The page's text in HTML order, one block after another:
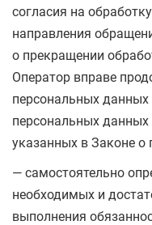
согласия на
направления
о прекращении
Оператор вправе
персональных данных
персональных
указанных в Законе о
— самостоятельно
необходимых и
выполнения